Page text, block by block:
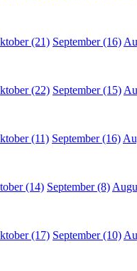
(21) September (16)
(22) September (15)
(11) September (16)
(14) September (8)
(17) September (10)